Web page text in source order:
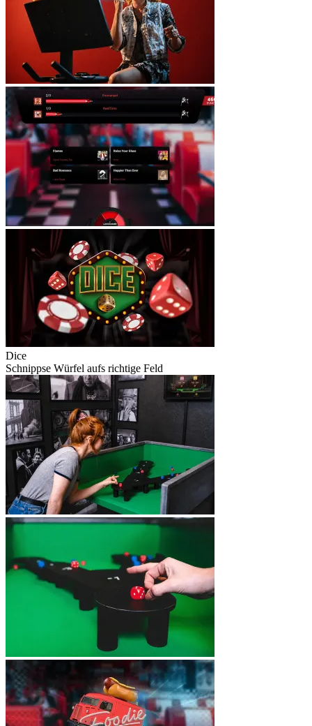
Dice
Schnippse Würfel aufs richtige Feld